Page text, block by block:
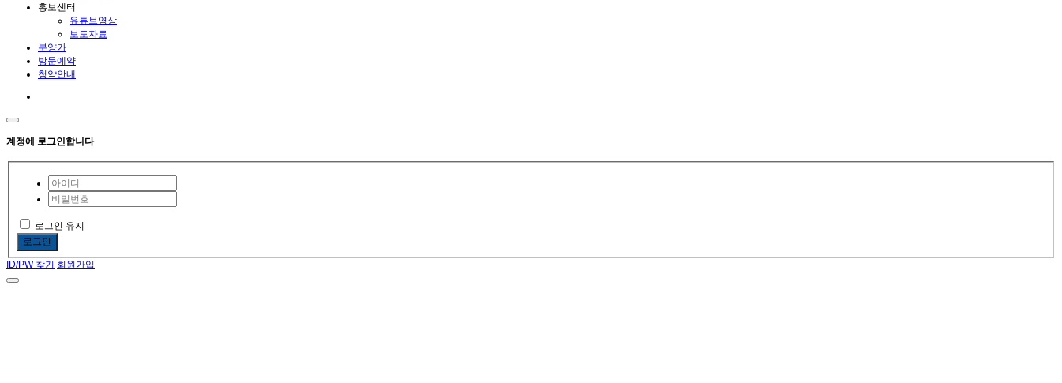
홍보센터
유튜브영상
보도자료
분양가
방문예약
청약안내
계정에 로그인합니다
로그인 유지
로그인
ID/PW 찾기 회원가입